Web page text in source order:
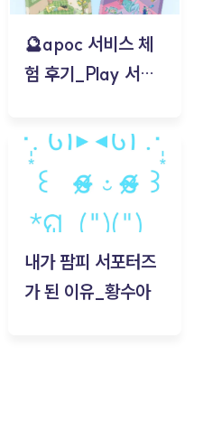
🔮apoc 서비스 체
험 후기_Play 서비
김태현
내가 팜피 서포터즈
가 된 이유_황수아